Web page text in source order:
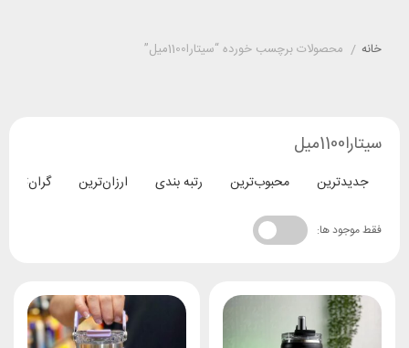
خانه / محصولات برچسب خورده “سیتارا1100میل”
سیتارا1100میل
جدیدترین محبوب‌ترین رتبه بندی ارزان‌ترین گران‌ترین
فقط موجود ها: